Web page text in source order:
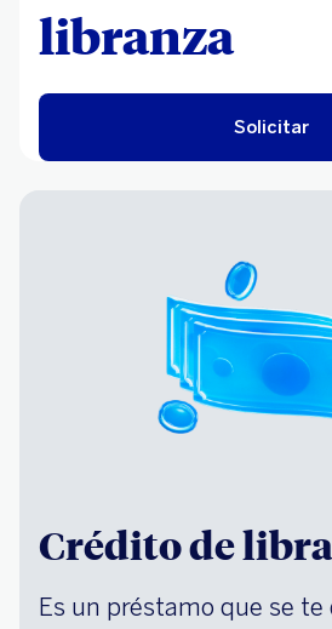
libranza
Solicitar
Crédito de
Es un préstamo que se